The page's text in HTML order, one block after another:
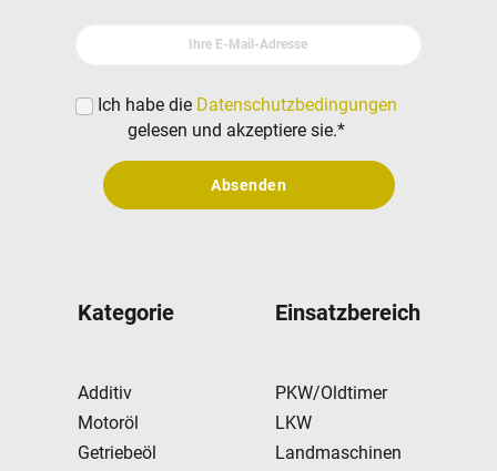
Kategorie
Additiv
Motoröl
Getriebeöl
Einsatzbereich
PKW/Oldtimer
LKW
Landmaschinen
Ihre E-Mail-Adresse
Ich habe die Datenschutzbedingungen
gelesen und akzeptiere sie.*
Absenden